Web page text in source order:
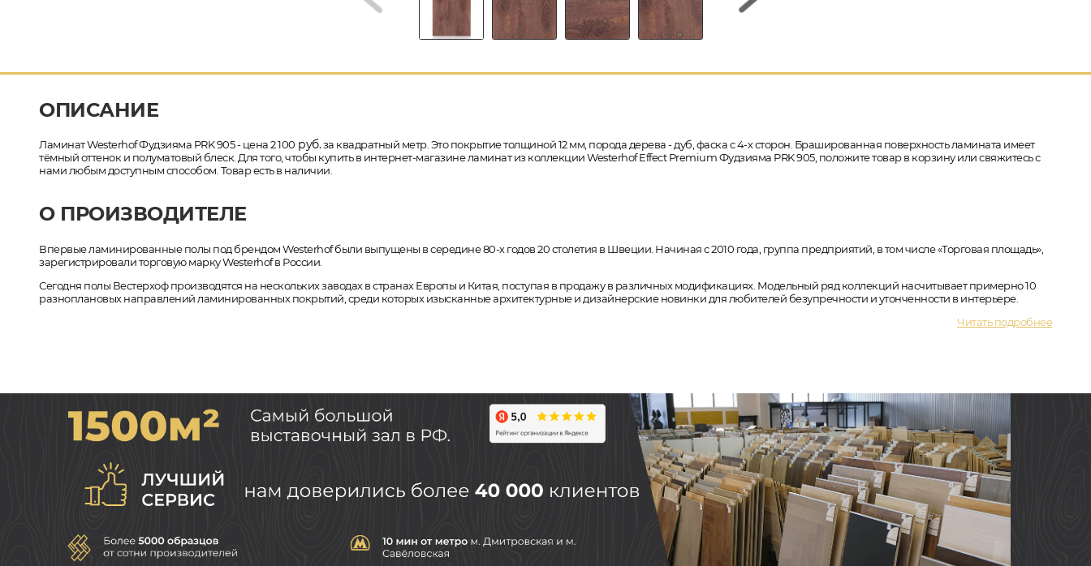
ОПИСАНИЕ
Ламинат Westerhof Фудзияма PRK 905 - цена 2 100 руб.за квадратный метр. Это покрытие толщиной 12 мм, порода дерева - дуб, фаска с 4-х сторон. Брашированная поверхность ламината имеет
тёмный оттенок и полуматовый блеск. Для того, чтобы купить в интернет-магазине ламинат из коллекции Westerhof Effect Premium Фудзияма PRK 905, положите товар в корзину или свяжитесь с
нами любым доступным способом. Товар есть в наличии.
О ПРОИЗВОДИТЕЛЕ
Впервые ламинированные полы под брендом Westerhof были выпущены в середине 80-х годов 20 столетия в Швеции. Начиная с 2010 года, группа предприятий, в том числе «Торговая площадь»,
зарегистрировали торговую марку Westerhof в России.
Сегодня полы Вестерхоф производятся на нескольких заводах в странах Европы и Китая, поступая в продажу в различных модификациях. Модельный ряд коллекций насчитывает примерно 10
разноплановых направлений ламинированных покрытий, среди которых изысканные архитектурные и дизайнерские новинки для любителей безупречности и утонченности в интерьере.
Читать подробнее